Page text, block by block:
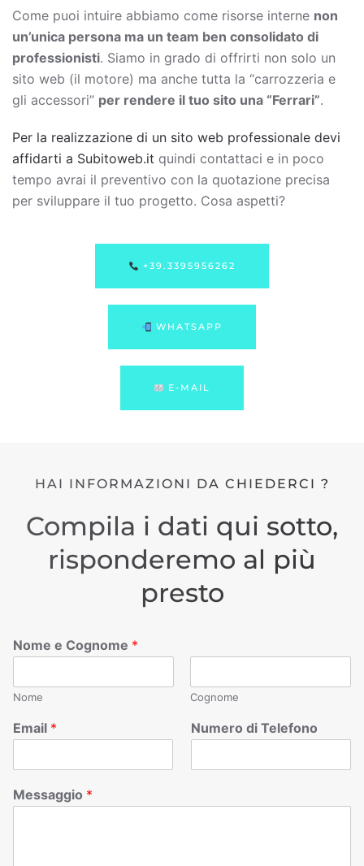
Come puoi intuire abbiamo come risorse interne non
un’unica persona ma un team ben consolidato di
professionisti. Siamo in grado di offrirti non solo un
sito web (il motore) ma anche tutta la “carrozzeria e
gli accessori” per rendere il tuo sito una “Ferrari”.
Per la realizzazione di un sito web professionale devi
affidarti a Subitoweb.it quindi contattaci e in poco
tempo avrai il preventivo con la quotazione precisa
per sviluppare il tuo progetto. Cosa aspetti?
+39.3395956262
WHATSAPP
E-MAIL
HAI INFORMAZIONI DA CHIEDERCI ?
Compila i dati qui sotto,
risponderemo al più
presto
Nome e Cognome *
Nome Cognome
Email * Numero di Telefono
Messaggio *